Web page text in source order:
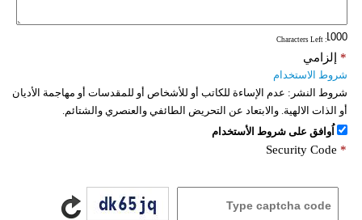
: Characters Left
إلزامي *
شروط الاستخدام
شروط النشر: عدم الإساءة للكاتب أو للأشخاص أو للمقدسات أو مهاجمة الأديان
أو الذات الالهية. والابتعاد عن التحريض الطائفي والعنصري والشتائم.
اُوافق على شروط الأستخدام
Security Code *